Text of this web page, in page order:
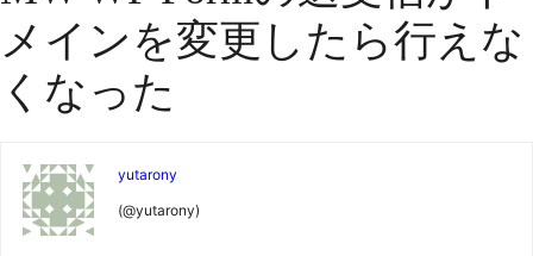
ス
キ
象:
ラ
ム
の
メインを変更したら行えな
くなった
yutarony
(@yutarony)